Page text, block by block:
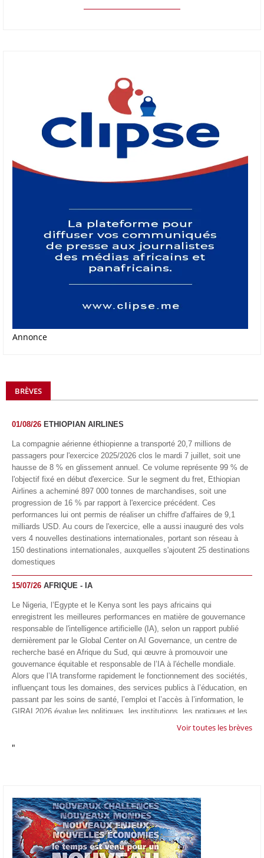
Annonce
BRÈVES
01/08/26 ETHIOPIAN AIRLINES
La compagnie aérienne éthiopienne a transporté 20,7 millions de
passagers pour l'exercice 2025/2026 clos le mardi 7 juillet, soit une
hausse de 8 % en glissement annuel. Ce volume représente 99 % de
l'objectif fixé en début d'exercice. Sur le segment du fret, Ethiopian
Airlines a acheminé 897 000 tonnes de marchandises, soit une
progression de 16 % par rapport à l'exercice précédent. Ces
performances lui ont permis de réaliser un chiffre d'affaires de 9,1
milliards USD. Au cours de l'exercice, elle a aussi inauguré des vols
vers 4 nouvelles destinations internationales, portant son réseau à
150 destinations internationales, auxquelles s'ajoutent 25 destinations
domestiques
15/07/26 AFRIQUE - IA
Le Nigeria, l’Egypte et le Kenya sont les pays africains qui
enregistrent les meilleures performances en matière de gouvernance
responsable de l'intelligence artificielle (IA), selon un rapport publié
dernièrement par le Global Center on AI Governance, un centre de
recherche basé en Afrique du Sud, qui œuvre à promouvoir une
gouvernance équitable et responsable de l’IA à l'échelle mondiale.
Alors que l’IA transforme rapidement le fonctionnement des sociétés,
influençant tous les domaines, des services publics à l’éducation, en
passant par les soins de santé, l’emploi et l’accès à l’information, le
GIRAI 2026 évalue les politiques, les institutions, les pratiques et les
conditions générales de gouvernance qui favorisent un déploiement
technologie.
appliquée d'Afrique à À Accra, au Ghana. L'annonce a été faite
mercredi 1er juillet lors du premier Google Cloud Summit du groupe
américain, qui a également indiqué avoir dépassé son objectif
d'investir un milliard de dollars sur le continent en cinq ans. Baptisée
Google Africa Applied AI Lab, la structure sera hébergée à l'AI
Voir toutes les brèves
"